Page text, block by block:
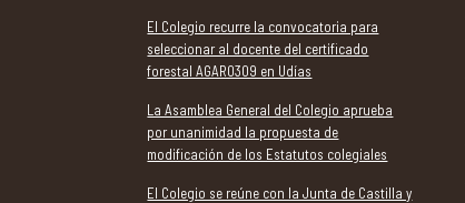
El Colegio recurre la convocatoria para
seleccionar al docente del certificado
forestal AGAR0309 en Udías
La Asamblea General del Colegio aprueba
por unanimidad la propuesta de
modificación de los Estatutos colegiales
El Colegio se reúne con la Junta de Castilla y